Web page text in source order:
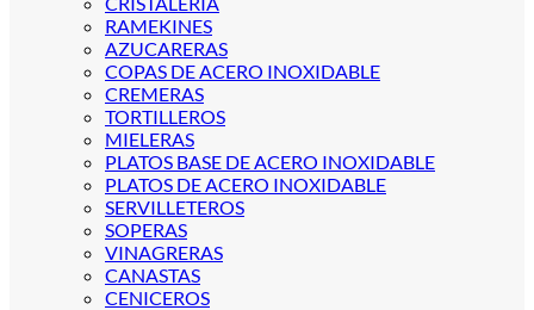
RAMEKINES
AZUCARERAS
COPAS DE ACERO INOXIDABLE
CREMERAS
TORTILLEROS
MIELERAS
PLATOS BASE DE ACERO INOXIDABLE
PLATOS DE ACERO INOXIDABLE
SERVILLETEROS
SOPERAS
VINAGRERAS
CANASTAS
CENICEROS